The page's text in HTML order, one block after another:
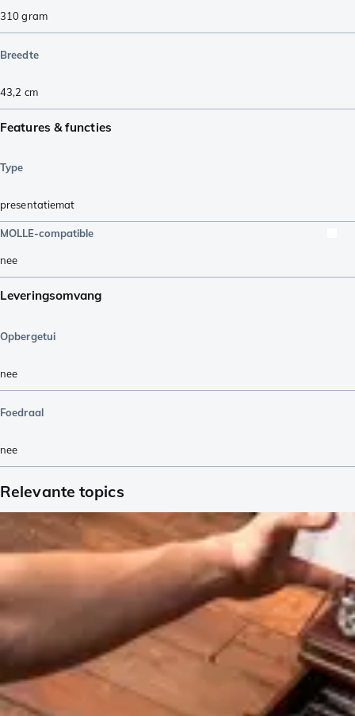
310gram
Breedte
43,2 cm
Features & functies
Type
presentatiemat
MOLLE-compatible
nee
Leveringsomvang
Opbergetui
nee
Foedraal
nee
Relevante topics